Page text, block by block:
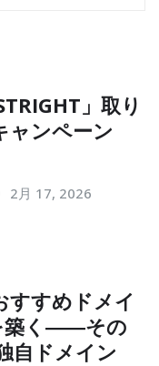
」取り
ャンペーン
2月 17, 2026
すすめドメイ
築く――その
自ドメイン